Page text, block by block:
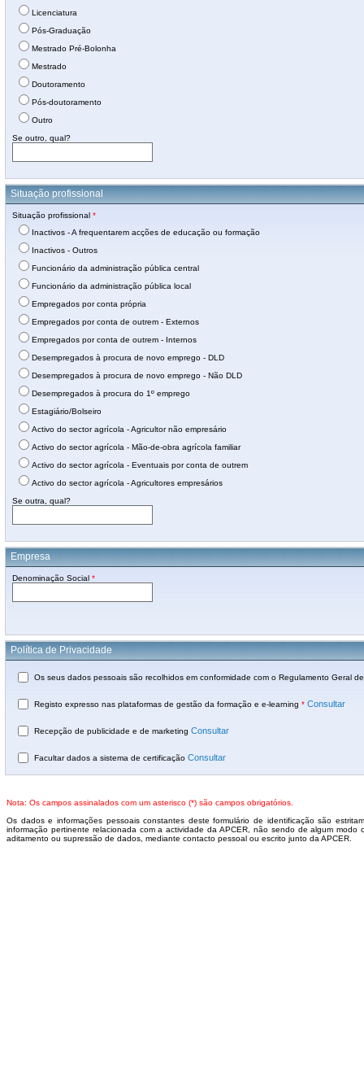
Licenciatura
Pós-Graduação
Mestrado Pré-Bolonha
Mestrado
Doutoramento
Pós-doutoramento
Outro
Se outro, qual?
Situação profissional
Situação profissional *
Inactivos - A frequentarem acções de educação ou formação
Inactivos - Outros
Funcionário da administração pública central
Funcionário da administração pública local
Empregados por conta própria
Empregados por conta de outrem - Externos
Empregados por conta de outrem - Internos
Desempregados à procura de novo emprego - DLD
Desempregados à procura de novo emprego - Não DLD
Desempregados à procura do 1º emprego
Estagiário/Bolseiro
Activo do sector agrícola - Agricultor não empresário
Activo do sector agrícola - Mão-de-obra agrícola familiar
Activo do sector agrícola - Eventuais por conta de outrem
Activo do sector agrícola - Agricultores empresários
Se outra, qual?
Empresa
Denominação Social *
Política de Privacidade
Os seus dados pessoais são recolhidos em conformidade com o Regulamento Geral
Registo expresso nas plataformas de gestão da formação e e-learning * Consultar
Recepção de publicidade e de marketing Consultar
Facultar dados a sistema de certificação Consultar
Nota: Os campos assinalados com um asterisco (*) são campos obrigatórios.
Os dados e informações pessoais constantes deste formulário de identificação são
informação pertinente relacionada com a actividade da APCER, não sendo de algum
aditamento ou supressão de dados, mediante contacto pessoal ou escrito junto da APCER.